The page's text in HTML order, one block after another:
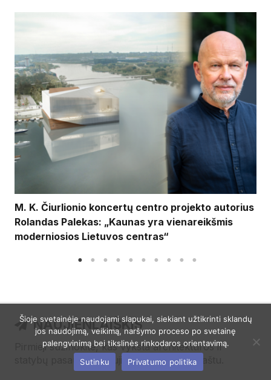
M. K. Čiurlionio koncertų centro projekto autorius
Rolandas Palekas: „Kaunas yra vienareikšmis
moderniosios Lietuvos centras“
NAUJIENLAIŠKIS
Pirmieji sužinokite, kas vyksta architektūros ir
statybų pasaulyje! Naujienas gaukite el. paštu.
Šioje svetainėje naudojami slapukai, siekiant užtikrinti sklandų
jos naudojimą, veikimą, naršymo proceso po svetainę
palengvinimą bei tikslinės rinkodaros orientavimą.
Sutinku
Privatumo politika